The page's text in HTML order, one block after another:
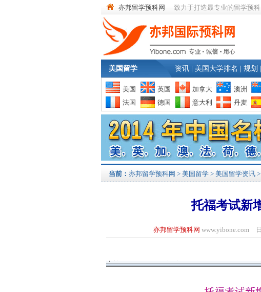
亦邦留学预科网 致力于打造最专业的留学预科
美国留学 资讯 美国大学排名 规划
美国 英国 加拿大 澳洲
法国
德国 意大利 丹麦
当前： 亦邦留学预科网 > 美国留学 > 美国留学资讯 >
托福考试新
亦邦留学预科网 www.yibone.com